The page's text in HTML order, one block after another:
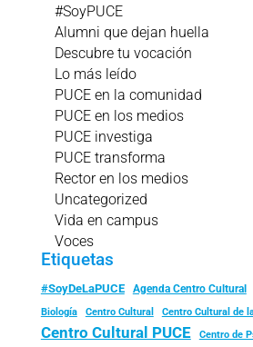
#SoyPUCE
Alumni que dejan huella
Descubre tu vocación
Lo más leído
PUCE en la comunidad
PUCE en los medios
PUCE investiga
PUCE transforma
Rector en los medios
Uncategorized
Vida en campus
Voces
Etiquetas
#SoyDeLaPUCE Agenda Centro Cultural
Biología
Centro Cultural Centro Cultural de
Centro Cultural PUCE Centro de